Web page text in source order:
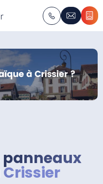
panneaux